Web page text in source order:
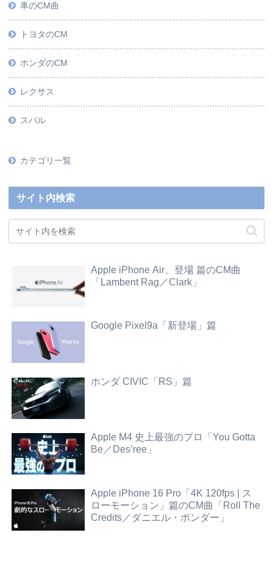
車のCM曲
トヨタのCM
ホンダのCM
レクサス
スバル
カテゴリ一覧
サイト内検索
Apple iPhone Air、登場 篇のCM曲
「Lambent Rag／Clark」
Google Pixel9a「新登場」篇
ホンダ CIVIC「RS」篇
Apple M4 史上最強のプロ「You Gotta
Be／Des’ree」
Apple iPhone 16 Pro「4K 120fps | ス
ローモーション」篇のCM曲「Roll The
Credits／ダニエル・ポンダー」